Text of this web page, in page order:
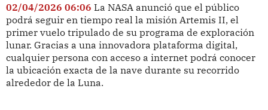
02/04/2026 06:06 La NASA anunció que el público
podrá seguir en tiempo real la misión Artemis II, el
primer vuelo tripulado de su programa de exploración
lunar. Gracias a una innovadora plataforma digital,
cualquier persona con acceso a internet podrá conocer
la ubicación exacta de la nave durante su recorrido
alrededor de la Luna.